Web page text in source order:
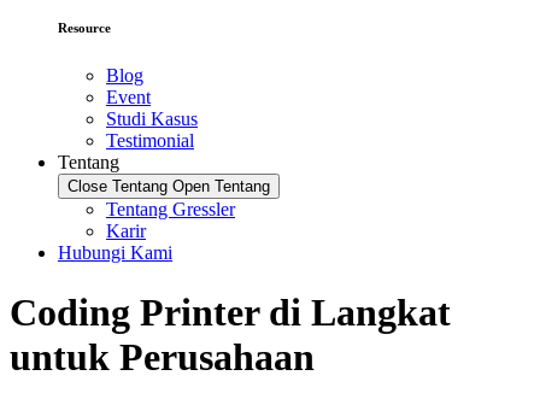
Resource
Blog
Event
Studi Kasus
Testimonial
Tentang
Close Tentang Open Tentang
Tentang Gressler
Karir
Hubungi Kami
Coding Printer di Langkat
untuk Perusahaan